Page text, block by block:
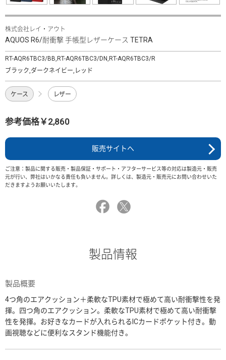
株式会社レイ・アウト
AQUOS R6/耐衝撃 手帳型レザーケース TETRA
RT-AQR6TBC3/BB,RT-AQR6TBC3/DN,RT-AQR6TBC3/R
ブラック,ダークネイビー,レッド
ケース レザー
参考価格￥2,860
販売サイトへ
ご注意：製品に関する販売・製品保証・サポート・アフターサービス等の対応は製造元・販売
元が行い、弊社はいかなる責任も負いません。詳しくは、製造元・販売元にお問い合わせいた
だきますようお願いいたします。
製品情報
製品概要
4つ角のエアクッション＋柔軟なTPU素材で極めて高い耐衝撃性を発
揮。四つ角のエアクッション。柔軟なTPU素材で極めて高い耐衝撃
性を発揮。お好きなカードが入れられるICカードポケット付き。動
画視聴などに便利なスタンド機能付き。